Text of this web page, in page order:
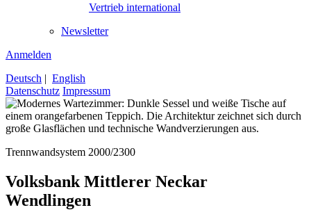
Vertrieb international
Newsletter
Anmelden
Deutsch | English
Datenschutz Impressum
Trennwandsystem 2000/2300
Volksbank Mittlerer Neckar
Wendlingen